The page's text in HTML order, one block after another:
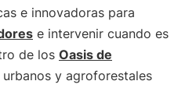
e innovadoras para
e intervenir cuando es
de los Oasis de
y agroforestales